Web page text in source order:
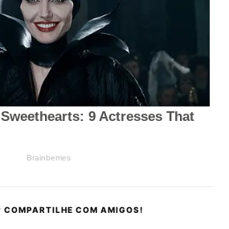
COMPARTILHE COM AMIGOS!